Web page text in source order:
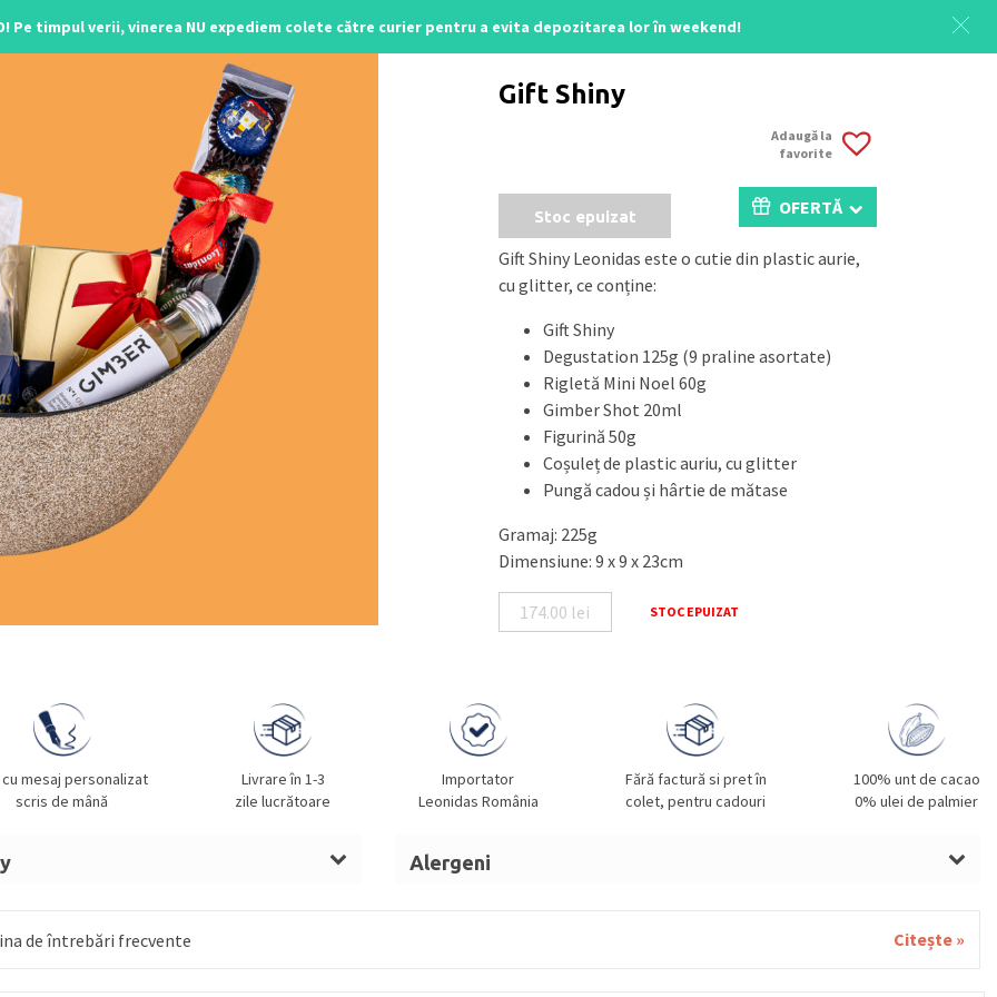
Pe timpul verii, vinerea NU expediem colete către curier pentru a evita depozitarea lor în weekend!
Gift Shiny
Adaugă la
favorite
Stoc epuizat OFERTĂ
Gift Shiny Leonidas este o cutie din plastic aurie,
cu glitter, ce conține:
Gift Shiny
Degustation 125g (9 praline asortate)
Rigletă Mini Noel 60g
Gimber Shot 20ml
Figurină 50g
Coșuleț de plastic auriu, cu glitter
Pungă cadou și hârtie de mătase
Gramaj: 225g
Dimensiune: 9 x 9 x 23cm
174.00 lei STOC EPUIZAT
cu mesaj personalizat
scris de mână
Livrare în 1-3
zile lucrătoare
Importator
Leonidas România
Fără factură si pret în
colet, pentru cadouri
100% unt de cacao
0% ulei de palmier
de glucoză,UNT
Alergeni
de întrebări frecvente Citește »